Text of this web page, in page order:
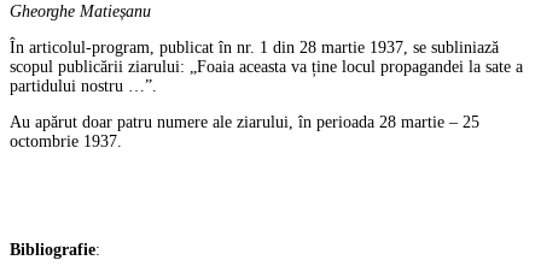
Gheorghe Matieșanu
În articolul-program, publicat în nr. 1 din 28 martie 1937, se subliniază
scopul publicării ziarului: „Foaia aceasta va ține locul propagandei la sate a
partidului nostru …”.
Au apărut doar patru numere ale ziarului, în perioada 28 martie – 25
octombrie 1937.
Bibliografie: